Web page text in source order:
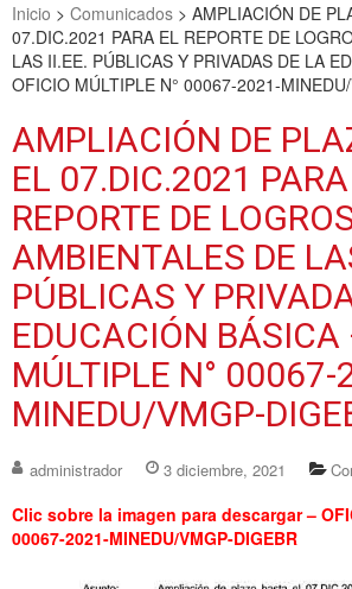
Inicio > Comunicados > AMPLIACIÓN DE
07.DIC.2021 PARA EL REPORTE DE
LAS II.EE. PÚBLICAS Y PRIVADAS DE LA
OFICIO MÚLTIPLE N° 00067-2021-
AMPLIACIÓN DE
EL 07.DIC.2021
REPORTE DE
AMBIENTALES DE
PÚBLICAS Y
EDUCACIÓN BÁSICA
MÚLTIPLE N° 00067-
MINEDU/VMGP-
administrador 3 diciembre, 2021
Clic sobre la imagen para descargar –
00067-2021-MINEDU/VMGP-DIGEBR